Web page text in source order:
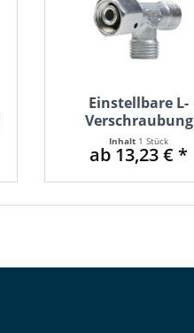
Einstellbare L-
Verschraubung
Inhalt 1 Stück
ab 13,23 € *